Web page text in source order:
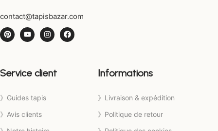
contact@tapisbazar.com
Service client
》Guides tapis
》Avis clients
Informations
》Livraison & expédition
》Politique de retour